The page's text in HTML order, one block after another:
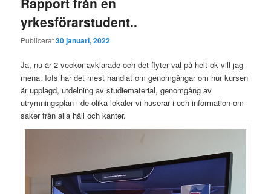
yrkesförarstudent..
Publicerat30 januari, 2022
Ja, nu är 2 veckor avklarade och det flyter väl på helt ok vill jag
mena. Iofs har det mest handlat om genomgångar om hur kursen
är upplagd, utdelning av studiematerial, genomgång av
utrymningsplan i de olika lokaler vi huserar i och information om
saker från alla håll och kanter.